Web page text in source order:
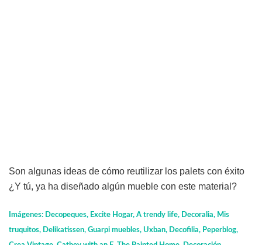
Son algunas ideas de cómo reutilizar los palets con éxito
¿Y tú, ya ha diseñado algún mueble con este material?
Imágenes: Decopeques, Excite Hogar, A trendy life, Decoralia, Mis
truquitos, Delikatissen, Guarpi muebles, Uxban, Decofilia, Peperblog,